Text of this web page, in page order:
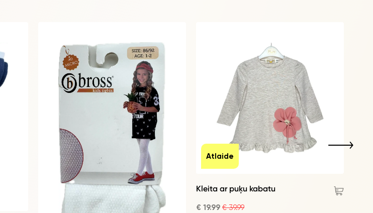
Atlaide
Kleita ar puķu kabatu
€ 19.99 € 39.99